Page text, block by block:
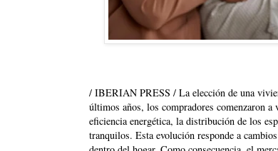
/ IBERIAN PRESS / La elección de una
últimos años, los compradores comenzaron
eficiencia energética, la distribución de los
tranquilos. Esta evolución responde a